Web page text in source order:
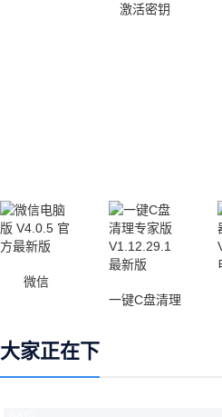
激活密钥
微信
一键C盘清理
大家正在下